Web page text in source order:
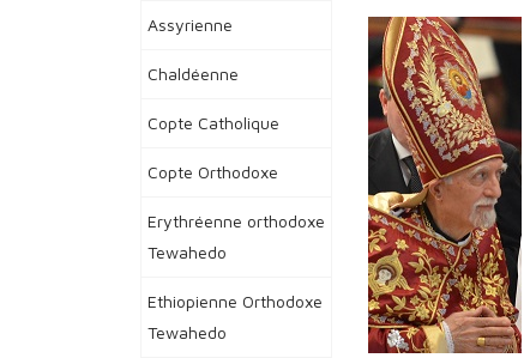
Assyrienne
Chaldéenne
Copte Catholique
Copte Orthodoxe
Erythréenne orthodoxe
Tewahedo
Ethiopienne Orthodoxe
Tewahedo